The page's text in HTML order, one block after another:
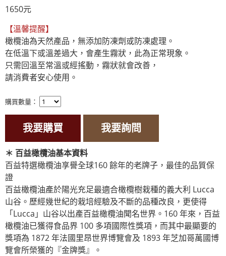
1650元
【溫馨提醒】
橄欖油為天然產品，無添加防凍劑或防凍處理。
在低溫下或溫差過大，會產生霧狀，此為正常現象。
只需回溫至常溫或經搖動，霧狀就會改善，
請消費者安心使用。
購買數量：
我要購買 我要詢問
＊ 百益橄欖油基本資料
百益特選橄欖油享譽全球160 餘年的老牌子，最佳的品質保
證
百益橄欖油產於陽光充足最適合橄欖樹栽種的義大利 Lucca
山谷。歷經幾世紀的栽培經驗及不斷的品種改良，更使得
「Lucca」山谷以出產百益橄欖油聞名世界。160 年來，百益
橄欖油已獲得食品界 100 多項國際性獎項，而其中最顯要的
獎項為 1872 年法國里昂世界博覽會及 1893 年芝加哥萬國博
覽會所榮獲的『金牌獎』。